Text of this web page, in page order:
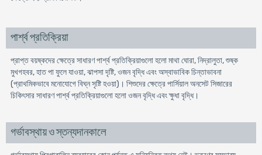
পার্শ্ব প্রতিক্রিয়া
প্রাপ্ত বয়ষ্কদের ক্ষেত্রে সাধারণ পার্শ্ব প্রতিক্রিয়াগুলো হলো মাথা ঘোরা, নিদ্রালুতা, শুষ্ক
মুখগহবর, হাত পা ফুলে যাওয়া, ঝাপসা দৃষ্টি, ওজন বৃদ্ধি এবং অস্বাভাবিক চিন্তাভাবনা
(প্রাথমিকভাবে মনোযোগে বিঘ্ন সৃষ্টি হওয়া)। শিশুদের ক্ষেত্রে পার্সিয়াল অনসেট সিজারের
চিকিৎসার সাধারণ পার্শ্ব প্রতিক্রিয়াগুলো হলো ওজন বৃদ্ধি এবং ক্ষুধা বৃদ্ধি।
গর্ভাবস্থায় ও স্তন্যদানকালে